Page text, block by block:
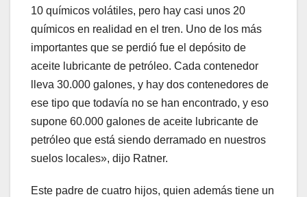
10 químicos volátiles, pero hay casi unos 20
químicos en realidad en el tren. Uno de los más
importantes que se perdió fue el depósito de
aceite lubricante de petróleo. Cada contenedor
lleva 30.000 galones, y hay dos contenedores de
ese tipo que todavía no se han encontrado, y eso
supone 60.000 galones de aceite lubricante de
petróleo que está siendo derramado en nuestros
suelos locales», dijo Ratner.
Este padre de cuatro hijos, quien además tiene un